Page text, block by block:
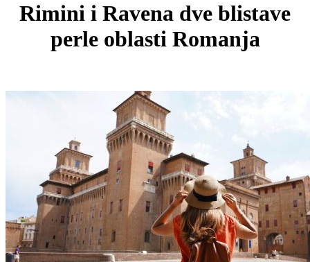
Rimini i Ravena dve blistave
perle oblasti Romanja